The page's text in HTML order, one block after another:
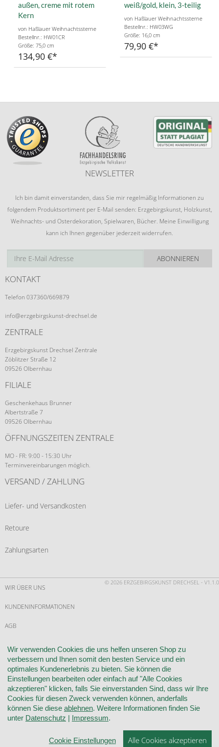
außen, creme mit rotem
Kern
von Haßlauer Weihnachtssterne
Bestellnr.: HW01CR
Größe: 75,0 cm
134,90 €
weiß/gold, klein, 3-teilig
von Haßlauer Weihnachtssterne
Bestellnr.: HW03WG
Größe: 16,0 cm
79,90 €
NEWSLETTER
Ich bin damit einverstanden, dass Sie mir regelmäßig Informationen zu
folgendem Produktsortiment per E-Mail senden: Erzgebirgskunst, Holzkunst,
Weihnachts- und Osterdekoration, Spielwaren, Bücher. Meine Einwilligung
kann ich Ihnen gegenüber jederzeit widerrufen.
ABONNIEREN
KONTAKT
Telefon 037360/669879
info@erzgebirgskunst-drechsel.de
ZENTRALE
Erzgebirgskunst Drechsel Zentrale
Zöblitzer Straße 12
09526 Olbernhau
FILIALE
Geschenkehaus Brunner
Albertstraße 7
09526 Olbernhau
ÖFFNUNGSZEITEN ZENTRALE
MO - FR: 9:00 - 15:30 Uhr
Terminvereinbarungen möglich.
VERSAND / ZAHLUNG
Liefer- und Versandkosten
Retoure
Zahlungsarten
© 2026 ERZGEBIRGSKUNST DRECHSEL - V1.1.0
WIR ÜBER UNS
KUNDENINFORMATIONEN
AGB
WIDERRUF
VERTRAG WIDERRUFEN
KONTAKT
DATENSCHUTZ
COOKIE-EINSTELLUNGEN
Wir verwenden Cookies die uns helfen unseren Shop zu
verbessern und Ihnen somit den besten Service und ein
optimales Kundenerlebnis zu bieten. Sie können die
Einstellungen bearbeiten oder einfach auf "Alle Cookies
akzeptieren" klicken, falls Sie einverstanden Sind, dass wir Ihre
Cookies für diesen Zweck verwenden können, anderfalls
können Sie diese ablehnen. Weitere Informationen finden Sie
unter Datenschutz | Impressum.
Cookie Einstellungen Alle Cookies akzeptieren